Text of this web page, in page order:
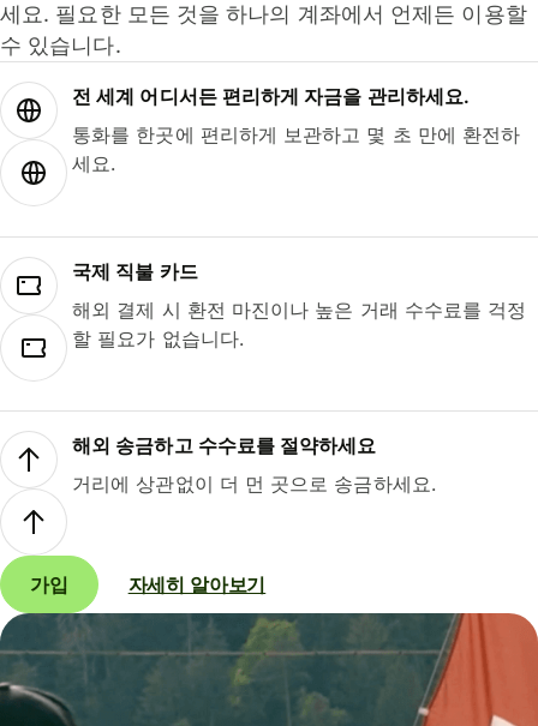
세요. 필요한 모든 것을 하나의 계좌에서 언제든 이용할
수 있습니다.
전 세계 어디서든 편리하게 자금을 관리하세요.
통화를 한곳에 편리하게 보관하고 몇 초 만에 환전하
세요.
국제 직불 카드
해외 결제 시 환전 마진이나 높은 거래 수수료를 걱정
할 필요가 없습니다.
해외 송금하고 수수료를 절약하세요
거리에 상관없이 더 먼 곳으로 송금하세요.
가입 자세히 알아보기